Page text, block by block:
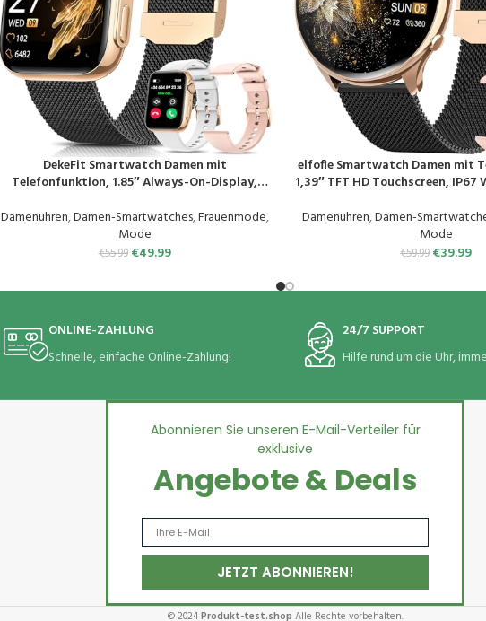
PRODUKT KAUFEN
DekeFit Smartwatch Damen mit
Telefonfunktion, 1.85″ Always-On-Display,
Schlafmonitor/Herzfrequenz/SpO2, 120+
Sportuhr IP68 Wasserdicht für iOS Android
Schwarzes Gold
Damenuhren,Damen-Smartwatches,Frauenmode,
Mode
€55.99 €49.99
PRODUKT KAUFEN
elfofle Smartwatch Damen mit
1,39″ TFT HD Touchscreen, IP67
Schlafmonitor,Armbanduhr
(Schwarz Gold)
Damenuhren,Damen-
Mode
€59.99 €39.99
ONLINE-ZAHLUNG
Schnelle, einfache Online-Zahlung!
24/7 SUPPORT
Hilfe rund um die Uhr,
Abonnieren Sie unseren E-Mail-Verteiler für
exklusive
Angebote & Deals
© 2024Produkt-test.shop Alle Rechte vorbehalten.